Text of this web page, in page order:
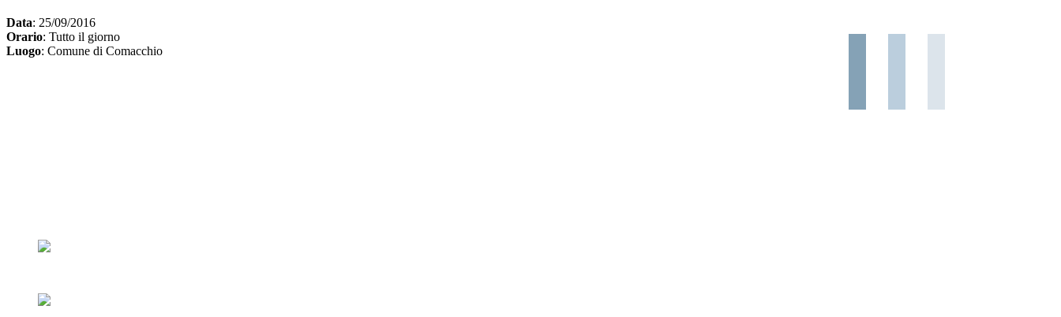
Data: 25/09/2016
Orario: Tutto il giorno
Luogo: Comune di Comacchio